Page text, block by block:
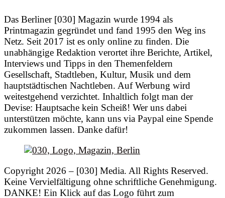
Das Berliner [030] Magazin wurde 1994 als
Printmagazin gegründet und fand 1995 den Weg ins
Netz. Seit 2017 ist es only online zu finden. Die
unabhängige Redaktion verortet ihre Berichte, Artikel,
Interviews und Tipps in den Themenfeldern
Gesellschaft, Stadtleben, Kultur, Musik und dem
hauptstädtischen Nachtleben. Auf Werbung wird
weitestgehend verzichtet. Inhaltlich folgt man der
Devise: Hauptsache kein Scheiß! Wer uns dabei
unterstützen möchte, kann uns via Paypal eine Spende
zukommen lassen. Danke dafür!
Copyright 2026 – [030] Media. All Rights Reserved.
Keine Vervielfältigung ohne schriftliche Genehmigung.
DANKE! Ein Klick auf das Logo führt zum